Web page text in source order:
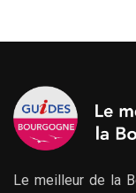
Le meilleur de la